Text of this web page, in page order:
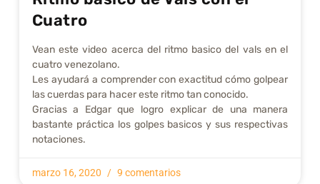
Cuatro
Vean este video acerca del ritmo basico del vals en el
cuatro venezolano.
Les ayudará a comprender con exactitud cómo golpear
las cuerdas para hacer este ritmo tan conocido.
Gracias a Edgar que logro explicar de una manera
bastante práctica los golpes basicos y sus respectivas
notaciones.
marzo 16, 2020 9 comentarios